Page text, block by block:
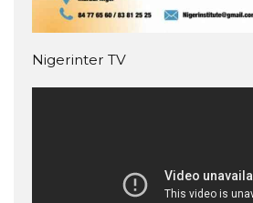
Nigerinter TV